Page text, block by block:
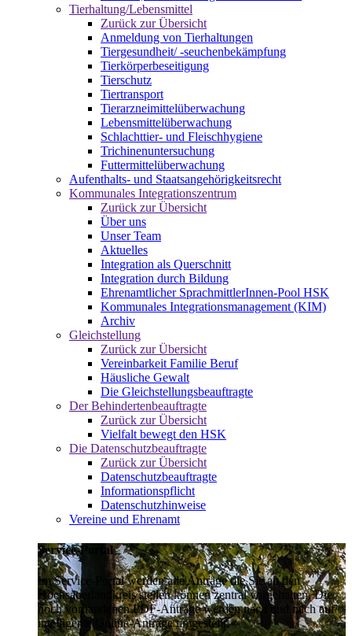
Tierhaltung/Lebensmittel
Zurück zur Übersicht
Anmeldung von Tierhaltungen
Tiergesundheit/ -seuchenbekämpfung
Tierkörperbeseitigung
Tierschutz
Tiertransport
Tierarzneimittelüberwachung
Lebensmittelüberwachung
Schlachttier- und Fleischhygiene
Trichinenuntersuchung
Futtermittelüberwachung
Aufenthalts- und Staatsangehörigkeitsrecht
Kommunales Integrationszentrum
Zurück zur Übersicht
Über uns
Unser Team
Aktuelles
Integration als Querschnitt
Integration durch Bildung
Ehrenamtlicher SprachmittlerInnen-Pool HSK
Kommunales Integrationsmanagement (KIM)
Archiv
Gleichstellung
Zurück zur Übersicht
Vereinbarkeit Familie Beruf
Häusliche Gewalt
Die Gleichstellungsbeauftragte
Der Behindertenbeauftragte
Zurück zur Übersicht
Vielfalt bewegt den HSK
Die Datenschutzbeauftragte
Zurück zur Übersicht
Datenschutzbeauftragte
Informationspflicht
Datenschutzhinweise
Vereine und Ehrenamt
Service-Portal
Im Service-Portal werden alle Anträge die Sie an den
Hochsauerlandkreis stellen können zentral vorgehalten. Die
noch vorhandenen PDF-Anträge werden nach und nach auf
intelligente Online-Anträge umgestellt.